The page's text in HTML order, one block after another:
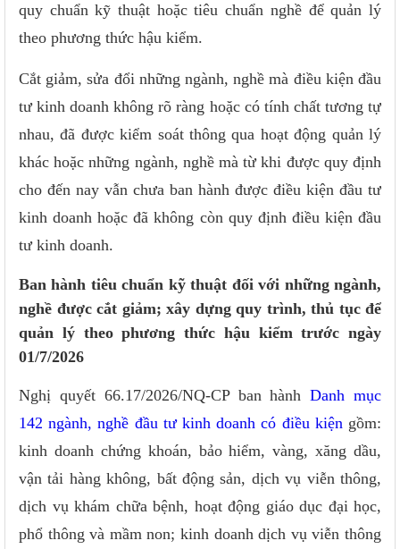
quy chuẩn kỹ thuật hoặc tiêu chuẩn nghề để quản lý
theo phương thức hậu kiểm.
Cắt giảm, sửa đổi những ngành, nghề mà điều kiện đầu
tư kinh doanh không rõ ràng hoặc có tính chất tương tự
nhau, đã được kiểm soát thông qua hoạt động quản lý
khác hoặc những ngành, nghề mà từ khi được quy định
cho đến nay vẫn chưa ban hành được điều kiện đầu tư
kinh doanh hoặc đã không còn quy định điều kiện đầu
tư kinh doanh.
Ban hành tiêu chuẩn kỹ thuật đối với những ngành,
nghề được cắt giảm; xây dựng quy trình, thủ tục để
quản lý theo phương thức hậu kiểm trước ngày
01/7/2026
Nghị quyết 66.17/2026/NQ-CP ban hànhDanh mục
142 ngành, nghề đầu tư kinh doanh có điều kiện gồm:
kinh doanh chứng khoán, bảo hiểm, vàng, xăng dầu,
vận tải hàng không, bất động sản, dịch vụ viễn thông,
dịch vụ khám chữa bệnh, hoạt động giáo dục đại học,
phổ thông và mầm non; kinh doanh dịch vụ viễn thông